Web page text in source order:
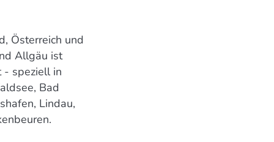
Österreich und
Allgäu ist
- speziell in
Bad
Lindau,